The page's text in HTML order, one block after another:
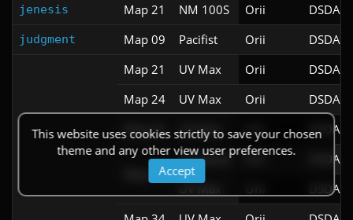
jenesis Map 21 NM 100S Orii DSDA-
judgment Map 09 Pacifist Orii
DSDA-
Map 21
UV Max Orii
DSDA-
Map 24
UV Max Orii
DSDA-
Map 26
UV Max Orii DSDA-
Map 32
UV Speed Orii
UV Max
Orii
This website uses cookies strictly to save your chosen
theme and any other view user preferences.
Accept